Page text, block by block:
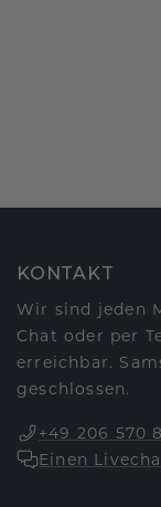
KONTAKT
Wir sind jeden
Chat oder per
erreichbar.
geschlossen.
+49 206 570
Einen